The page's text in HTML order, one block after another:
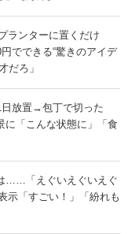
ランターに置くだけ
できる“驚きのアイデ
だろ」
放置→包丁で切った
「こんな状態に」「食
……「えぐいえぐいえぐ
示「すごい！」「紛れも